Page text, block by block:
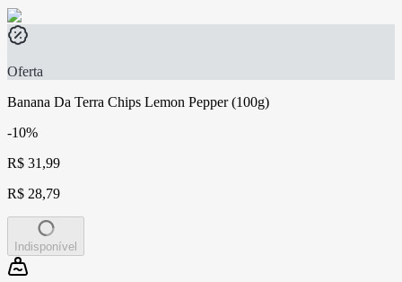
Oferta
Banana Da Terra Chips Lemon Pepper (100g)
-10%
R$ 31,99
R$ 28,79
Indisponível